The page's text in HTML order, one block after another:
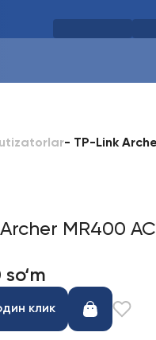
- TP-Link
MR400
клик